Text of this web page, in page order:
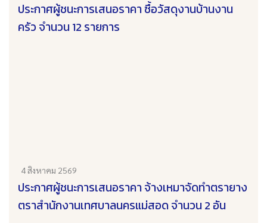
ประกาศผู้ชนะการเสนอราคา ซื้อวัสดุงานบ้านงาน
ครัว จำนวน 12 รายการ
4 สิงหาคม 2569
ประกาศผู้ชนะการเสนอราคา จ้างเหมาจัดทำตรายาง
ตราสำนักงานเทศบาลนครแม่สอด จำนวน 2 อัน